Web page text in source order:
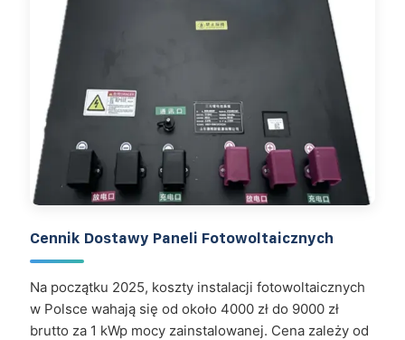
Cennik Dostawy Paneli Fotowoltaicznych
Na początku 2025, koszty instalacji fotowoltaicznych
w Polsce wahają się od około 4000 zł do 9000 zł
brutto za 1 kWp mocy zainstalowanej​​. Cena zależy od